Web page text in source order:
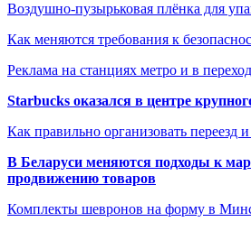
Воздушно-пузырьковая плёнка для
Как меняются требования к
Реклама на станциях метро и в
Starbucks оказался в центре
Как правильно организовать переезд
В Беларуси меняются подходы к
продвижению товаров
Комплекты шевронов на форму в